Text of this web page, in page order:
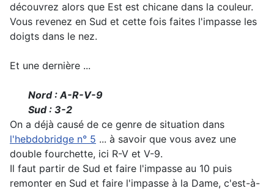
découvrez alors que Est est chicane dans la couleur.
Vous revenez en Sud et cette fois faites l'impasse les
doigts dans le nez.
Et une dernière ...
Nord : A-R-V-9
Sud : 3-2
On a déjà causé de ce genre de situation dans
l'hebdobridge n° 5 ... à savoir que vous avez une
double fourchette, ici R-V et V-9.
Il faut partir de Sud et faire l'impasse au 10 puis
remonter en Sud et faire l'impasse à la Dame, c'est-à-